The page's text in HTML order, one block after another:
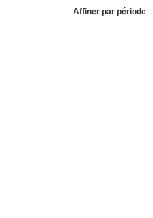
Affiner par période